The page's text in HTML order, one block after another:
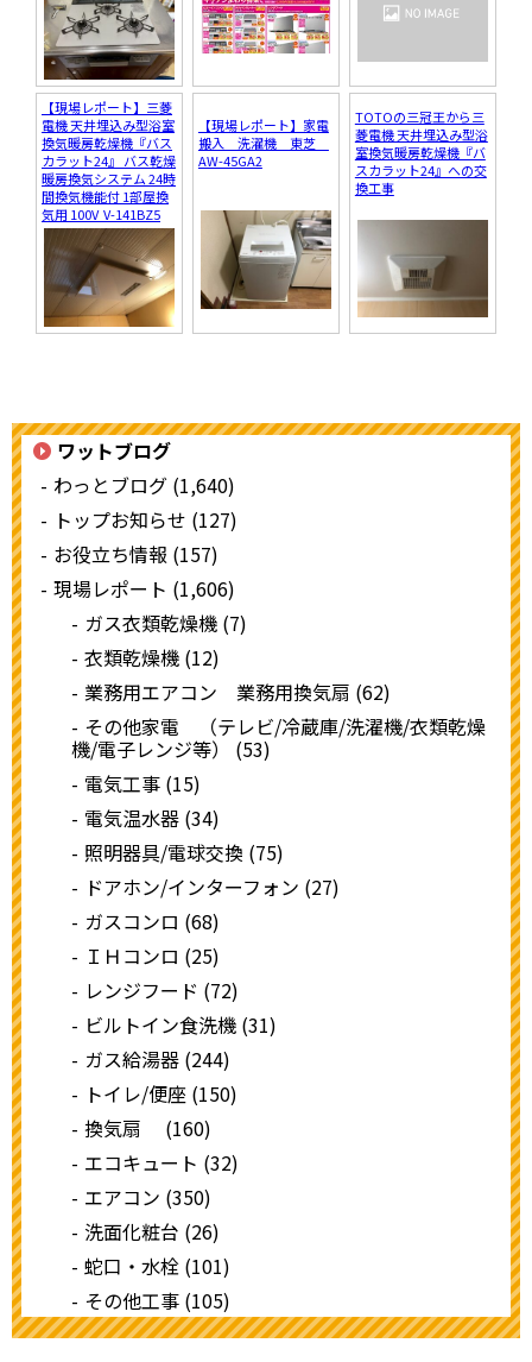
【現場レポート】三菱
電機 天井埋込み型浴室
換気暖房乾燥機『バス
カラット24』 バス乾燥
暖房換気システム 24時
間換気機能付 1部屋換
気用 100V V-141BZ5
【現場レポート】家電
搬入 洗濯機 東芝
AW-45GA2
TOTOの三冠王から三
菱電機 天井埋込み型浴
室換気暖房乾燥機『バ
スカラット24』への交
換工事
ワットブログ
わっとブログ (1,640)
トップお知らせ (127)
お役立ち情報 (157)
現場レポート (1,606)
ガス衣類乾燥機 (7)
衣類乾燥機 (12)
業務用エアコン 業務用換気扇 (62)
その他家電 （テレビ/冷蔵庫/洗濯機/衣類乾燥
機/電子レンジ等） (53)
電気工事 (15)
電気温水器 (34)
照明器具/電球交換 (75)
ドアホン/インターフォン (27)
ガスコンロ (68)
ＩＨコンロ (25)
レンジフード (72)
ビルトイン食洗機 (31)
ガス給湯器 (244)
トイレ/便座 (150)
換気扇 (160)
エコキュート (32)
エアコン (350)
洗面化粧台 (26)
蛇口・水栓 (101)
その他工事 (105)